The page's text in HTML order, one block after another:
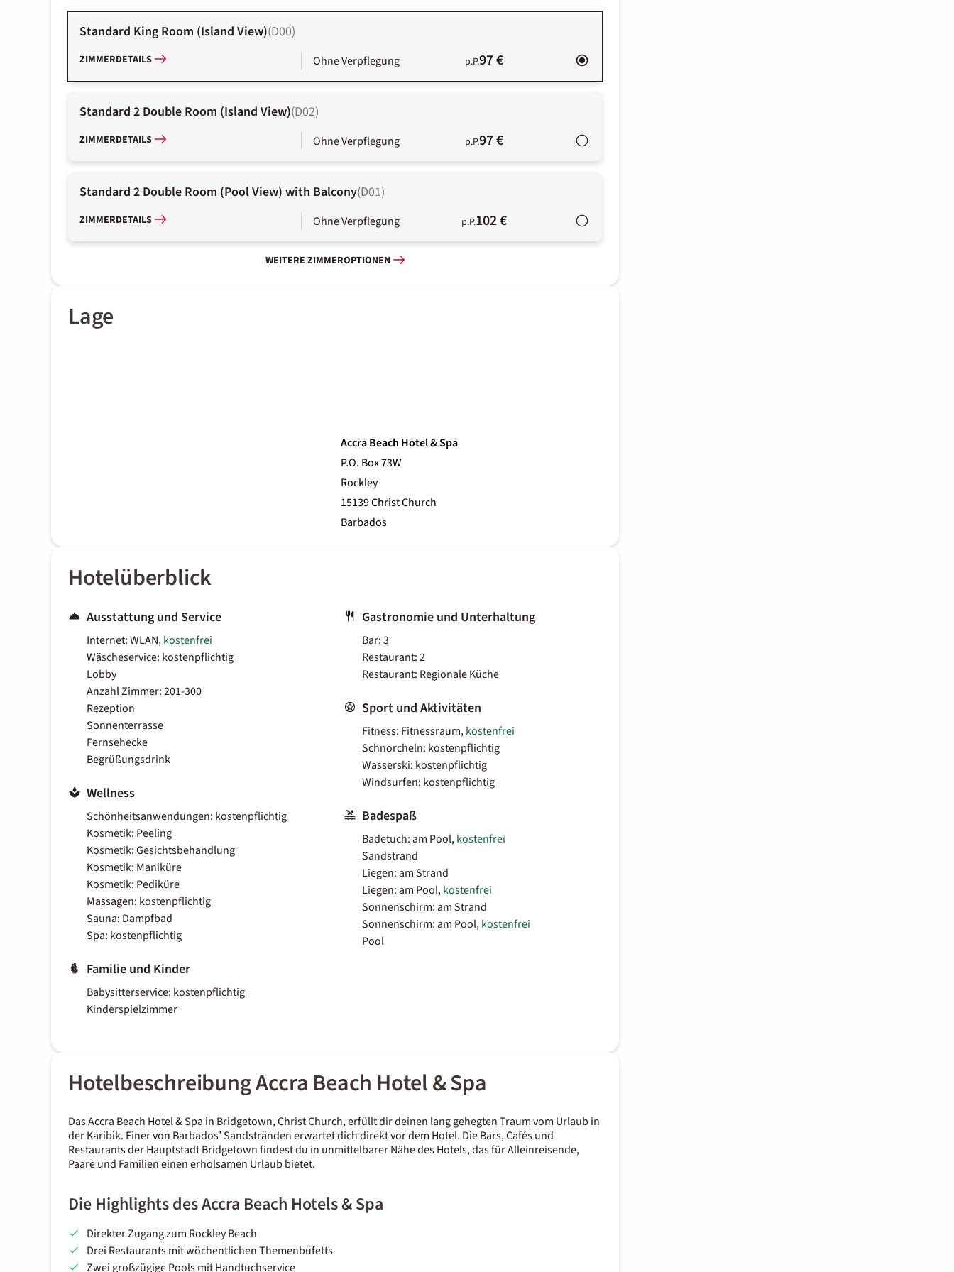
Standard King Room (Island View)(D00)
ZIMMERDETAILS Ohne Verpflegung p.P.97 €
Standard 2 Double Room (Island View)(D02)
ZIMMERDETAILS Ohne Verpflegung p.P.97 €
Standard 2 Double Room (Pool View) with Balcony(D01)
ZIMMERDETAILS Ohne Verpflegung p.P.102 €
WEITERE ZIMMEROPTIONEN
Lage
Accra Beach Hotel & Spa
P.O. Box 73W
Rockley
15139 Christ Church
Barbados
Hotelüberblick
Ausstattung und Service
Internet: WLAN,kostenfrei
Wäscheservice: kostenpflichtig
Lobby
Anzahl Zimmer: 201-300
Rezeption
Sonnenterrasse
Fernsehecke
Begrüßungsdrink
Wellness
Schönheitsanwendungen: kostenpflichtig
Kosmetik: Peeling
Kosmetik: Gesichtsbehandlung
Kosmetik: Maniküre
Kosmetik: Pediküre
Massagen: kostenpflichtig
Sauna: Dampfbad
Spa: kostenpflichtig
Familie und Kinder
Babysitterservice: kostenpflichtig
Kinderspielzimmer
Gastronomie und Unterhaltung
Bar: 3
Restaurant: 2
Restaurant: Regionale Küche
Sport und Aktivitäten
Fitness: Fitnessraum,kostenfrei
Schnorcheln: kostenpflichtig
Wasserski: kostenpflichtig
Windsurfen: kostenpflichtig
Badespaß
Badetuch: am Pool,kostenfrei
Sandstrand
Liegen: am Strand
Liegen: am Pool,kostenfrei
Sonnenschirm: am Strand
Sonnenschirm: am Pool,kostenfrei
Pool
Hotelbeschreibung Accra Beach Hotel & Spa
Das Accra Beach Hotel & Spa in Bridgetown, Christ Church, erfüllt dir deinen lang gehegten Traum vom Urlaub in
der Karibik. Einer von Barbados’ Sandstränden erwartet dich direkt vor dem Hotel. Die Bars, Cafés und
Restaurants der Hauptstadt Bridgetown findest du in unmittelbarer Nähe des Hotels, das für Alleinreisende,
Paare und Familien einen erholsamen Urlaub bietet.
Die Highlights des Accra Beach Hotels & Spa
Direkter Zugang zum Rockley Beach
Drei Restaurants mit wöchentlichen Themenbüfetts
Zwei großzügige Pools mit Handtuchservice